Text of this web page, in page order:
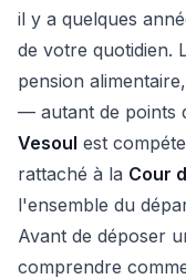
il y a quelques
de votre quotidien.
pension
— autant de points
Vesoul est
rattaché à la Cour
l'ensemble du
Avant de déposer
comprendre